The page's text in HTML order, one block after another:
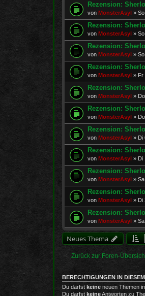
Rezension:
von MonsterAsyl »
Rezension:
von MonsterAsyl »
Rezension:
von MonsterAsyl »
Rezension:
von MonsterAsyl » Fr
Rezension:
von MonsterAsyl »
Rezension:
von MonsterAsyl »
Rezension:
von MonsterAsyl » Di
Rezension:
von MonsterAsyl » Di
Rezension:
von MonsterAsyl »
Rezension:
von MonsterAsyl » Di
Rezension:
von MonsterAsyl »
Neues Thema
Zurück zur Foren-
BERECHTIGUNGEN IN
Du darfst keine neuen Themen
Du darfst keineAntworten zu